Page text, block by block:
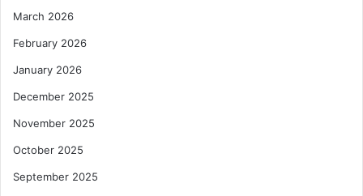
March 2026
February 2026
January 2026
December 2025
November 2025
October 2025
September 2025